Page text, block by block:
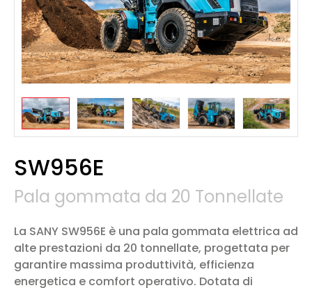
SW956E
Pala gommata da 20 Tonnellate
La SANY SW956E è una pala gommata elettrica ad
alte prestazioni da 20 tonnellate, progettata per
garantire massima produttività, efficienza
energetica e comfort operativo. Dotata di